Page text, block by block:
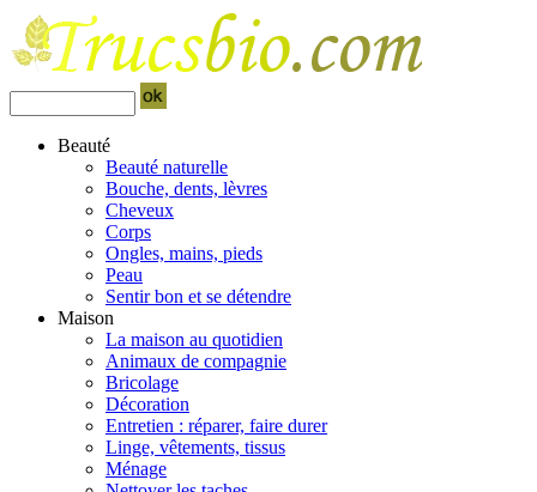
Beauté
Beauté naturelle
Bouche, dents, lèvres
Cheveux
Corps
Ongles, mains, pieds
Peau
Sentir bon et se détendre
Maison
La maison au quotidien
Animaux de compagnie
Bricolage
Décoration
Entretien : réparer, faire durer
Linge, vêtements, tissus
Ménage